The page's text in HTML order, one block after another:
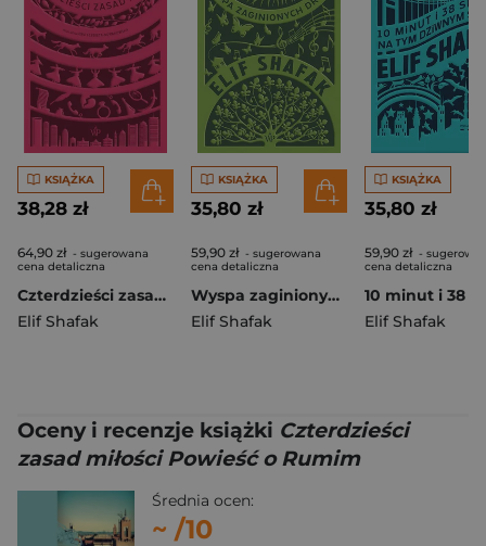
KSIĄŻKA
38,28 zł
64,90 zł - sugerowana
cena detaliczna
Czterdzieści zasad miłości
Elif Shafak
KSIĄŻKA
35,80 zł
59,90 zł - sugerowana
cena detaliczna
Wyspa zaginionych drzew wyd. 2025
Elif Shafak
KSIĄŻKA
35,80 zł
59,90 zł -
cena detaliczna
Elif Shafak
Oceny i recenzje książki Czterdzieści
zasad miłości Powieść o Rumim
Średnia ocen:
~ /10